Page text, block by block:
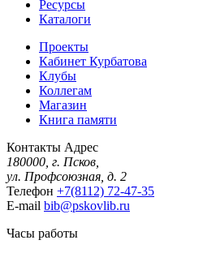
Ресурсы
Каталоги
Проекты
Кабинет Курбатова
Клубы
Коллегам
Магазин
Книга памяти
Контакты Адрес
180000, г. Псков,
ул. Профсоюзная, д. 2
Телефон +7(8112) 72-47-35
E-mail bib@pskovlib.ru
Часы работы